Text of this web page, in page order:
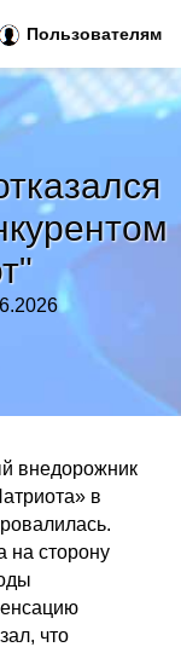
внедорожник
в
на сторону
что
Пользователям